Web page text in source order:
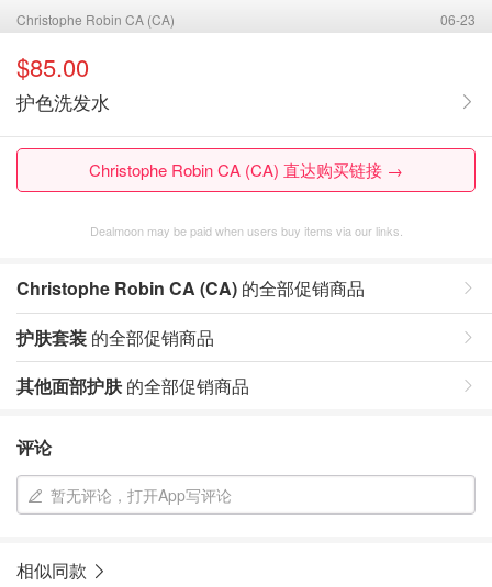
Christophe Robin CA (CA) 06-23
$85.00
护色洗发水
Christophe Robin CA (CA) 直达购买链接 →
Dealmoon may be paid when users buy items via our links.
Christophe Robin CA (CA) 的全部促销商品
护肤套装 的全部促销商品
其他面部护肤的全部促销商品
评论
暂无评论，打开App写评论
相似同款